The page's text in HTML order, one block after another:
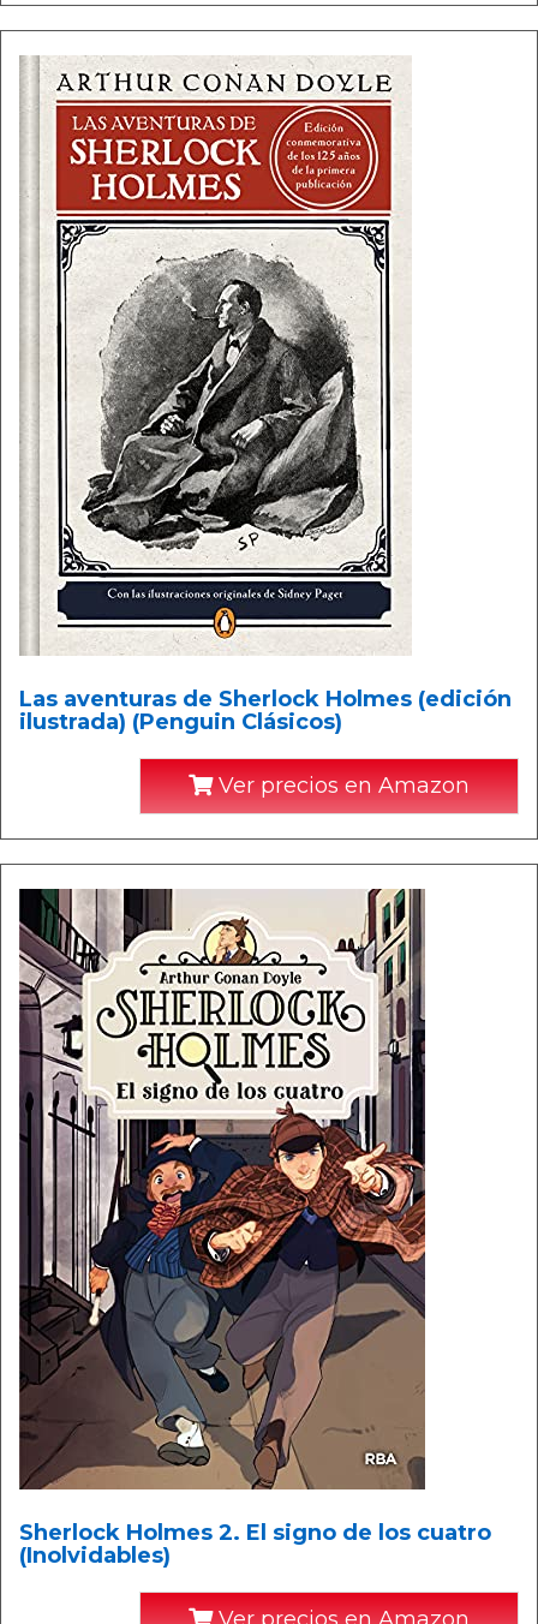
Las aventuras de Sherlock Holmes (edición
ilustrada) (Penguin Clásicos)
Ver precios en Amazon
Sherlock Holmes 2. El signo de los cuatro
(Inolvidables)